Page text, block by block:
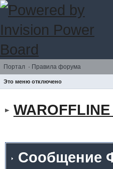
Портал · Правила форума
Это меню отключено
Сообщение